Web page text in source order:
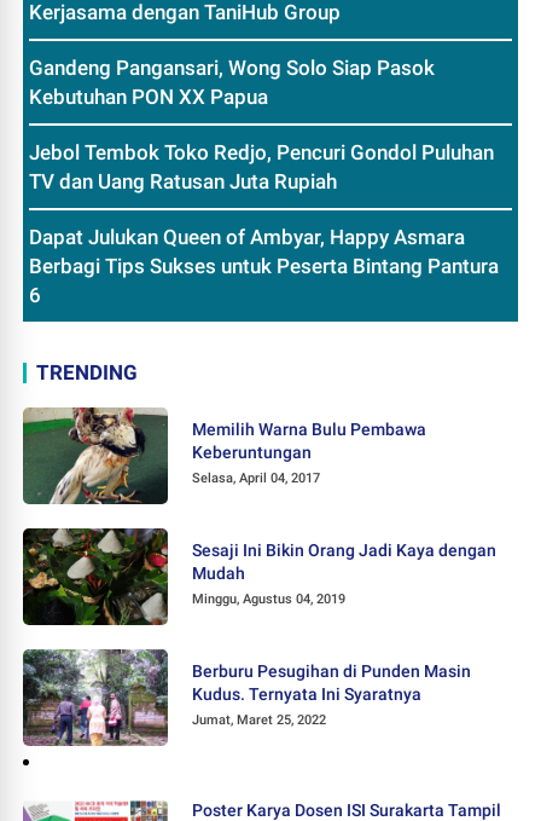
Kerjasama dengan TaniHub Group
Gandeng Pangansari, Wong Solo Siap Pasok
Kebutuhan PON XX Papua
Jebol Tembok Toko Redjo, Pencuri Gondol Puluhan
TV dan Uang Ratusan Juta Rupiah
Dapat Julukan Queen of Ambyar, Happy Asmara
Berbagi Tips Sukses untuk Peserta Bintang Pantura
6
TRENDING
Memilih Warna Bulu Pembawa
Keberuntungan
Selasa, April 04, 2017
Sesaji Ini Bikin Orang Jadi Kaya dengan
Mudah
Minggu, Agustus 04, 2019
Berburu Pesugihan di Punden Masin
Kudus. Ternyata Ini Syaratnya
Jumat, Maret 25, 2022
Poster Karya Dosen ISI Surakarta Tampil